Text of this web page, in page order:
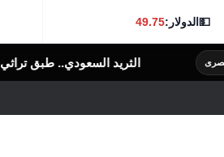
💵الدولار:49.75
طبق تراثي أصيل يجمع بين البساطة